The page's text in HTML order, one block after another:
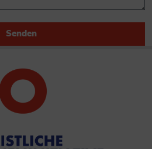
Senden